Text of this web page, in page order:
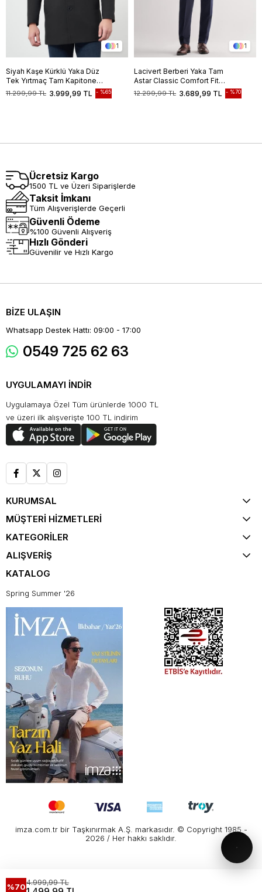
1
Siyah Kaşe Kürklü Yaka Düz
Tek Yırtmaç Tam Kapitone
Astar Slim Fit Classic Palto
1005245102
3.999,99 TL
11.299,99 TL %65
1
Lacivert Berberi Yaka Tam
Astar Classic Comfort Fit
Esnek Kaşe Palto 1005255152
3.689,99 TL
12.299,99 TL %70
Ücretsiz Kargo
1500 TL ve Üzeri Siparişlerde
Taksit İmkanı
Tüm Alışverişlerde Geçerli
Güvenli Ödeme
%100 Güvenli Alışveriş
Hızlı Gönderi
Güvenilir ve Hızlı Kargo
BİZE ULAŞIN
Whatsapp Destek Hattı: 09:00 - 17:00
0549 725 62 63
UYGULAMAYI İNDİR
Uygulamaya Özel Tüm ürünlerde 1000 TL
ve üzeri ilk alışverişte 100 TL indirim
KURUMSAL
MÜŞTERİ HİZMETLERİ
KATEGORİLER
ALIŞVERİŞ
KATALOG
Spring Summer '26
imza.com.tr bir Taşkınırmak A.Ş. markasıdır. © Copyright 1985 -
2026 / Her hakkı saklıdır.
%704.999,99 TL